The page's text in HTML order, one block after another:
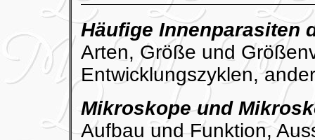
Häufige Innenparasiten
Arten, Größe und
Entwicklungszyklen,
Mikroskope und
Aufbau und Funktion,